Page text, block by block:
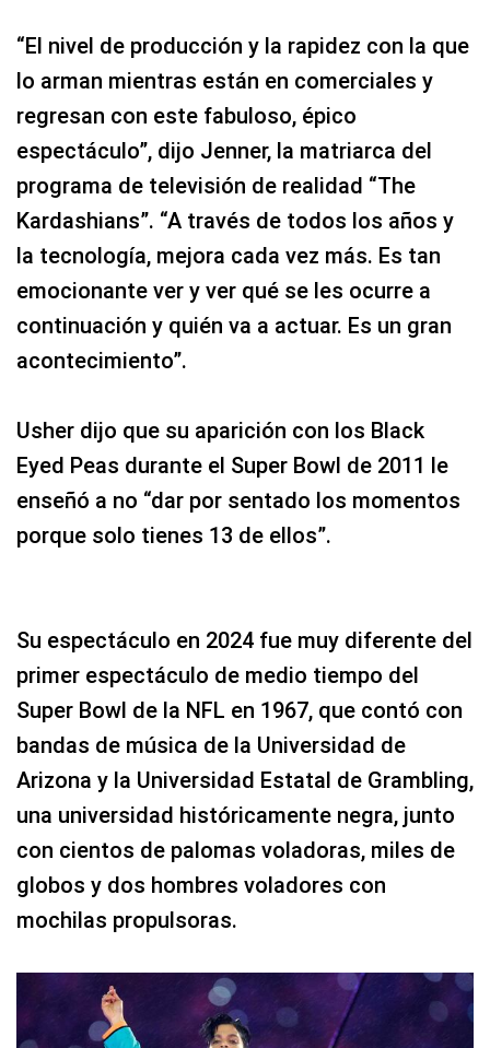
“El nivel de producción y la rapidez con la que
lo arman mientras están en comerciales y
regresan con este fabuloso, épico
espectáculo”, dijo Jenner, la matriarca del
programa de televisión de realidad “The
Kardashians”. “A través de todos los años y
la tecnología, mejora cada vez más. Es tan
emocionante ver y ver qué se les ocurre a
continuación y quién va a actuar. Es un gran
acontecimiento”.
Usher dijo que su aparición con los Black
Eyed Peas durante el Super Bowl de 2011 le
enseñó a no “dar por sentado los momentos
porque solo tienes 13 de ellos”.
Su espectáculo en 2024 fue muy diferente del
primer espectáculo de medio tiempo del
Super Bowl de la NFL en 1967, que contó con
bandas de música de la Universidad de
Arizona y la Universidad Estatal de Grambling,
una universidad históricamente negra, junto
con cientos de palomas voladoras, miles de
globos y dos hombres voladores con
mochilas propulsoras.